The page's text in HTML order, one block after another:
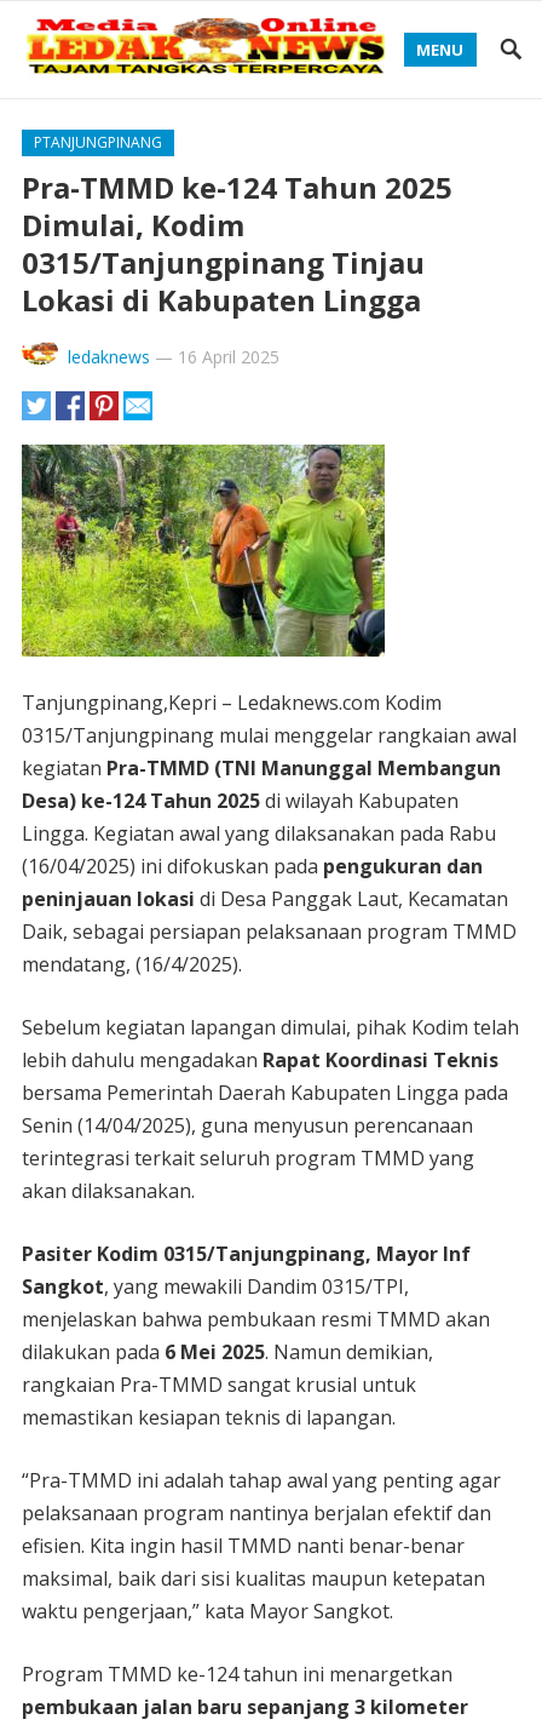
MENU
PTANJUNGPINANG
Pra-TMMD ke-124 Tahun 2025
Dimulai, Kodim
0315/Tanjungpinang Tinjau
Lokasi di Kabupaten Lingga
ledaknews — 16 April 2025
Tanjungpinang,Kepri – Ledaknews.com Kodim
0315/Tanjungpinang mulai menggelar rangkaian awal
kegiatan Pra-TMMD (TNI Manunggal Membangun
Desa) ke-124 Tahun 2025di wilayah Kabupaten
Lingga. Kegiatan awal yang dilaksanakan pada Rabu
(16/04/2025) ini difokuskan pada pengukuran dan
peninjauan lokasi di Desa Panggak Laut, Kecamatan
Daik, sebagai persiapan pelaksanaan program TMMD
mendatang, (16/4/2025).
Sebelum kegiatan lapangan dimulai, pihak Kodim telah
lebih dahulu mengadakan Rapat Koordinasi Teknis
bersama Pemerintah Daerah Kabupaten Lingga pada
Senin (14/04/2025), guna menyusun perencanaan
terintegrasi terkait seluruh program TMMD yang
akan dilaksanakan.
Pasiter Kodim 0315/Tanjungpinang, Mayor Inf
Sangkot, yang mewakili Dandim 0315/TPI,
menjelaskan bahwa pembukaan resmi TMMD akan
dilakukan pada 6 Mei 2025. Namun demikian,
rangkaian Pra-TMMD sangat krusial untuk
memastikan kesiapan teknis di lapangan.
“Pra-TMMD ini adalah tahap awal yang penting agar
pelaksanaan program nantinya berjalan efektif dan
efisien. Kita ingin hasil TMMD nanti benar-benar
maksimal, baik dari sisi kualitas maupun ketepatan
waktu pengerjaan,” kata Mayor Sangkot.
Program TMMD ke-124 tahun ini menargetkan
pembukaan jalan baru sepanjang 3 kilometer